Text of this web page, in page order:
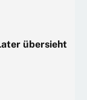
übersieht